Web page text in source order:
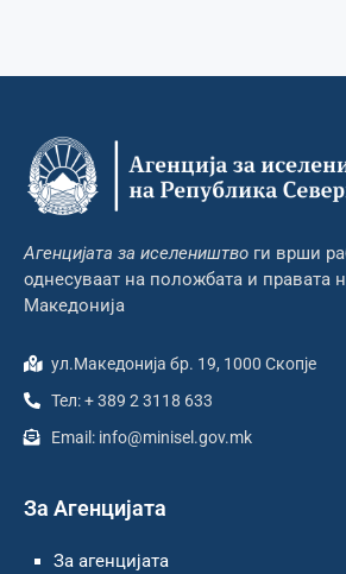
Агенцијата за иселеништво ги врши
однесуваат на положбата и правата
Македонија
ул.Македонија бр. 19, 1000 Скопје
Тел: + 389 2 3118 633
Email: info@minisel.gov.mk
За Агенцијата
За агенцијата